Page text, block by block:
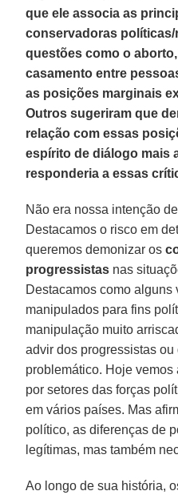
que ele associa as
conservadoras
questões como o
casamento entre
as posições marginais
Outros sugeriram que
relação com essas
espírito de diálogo mais
responderia a essas
Não era nossa intenção
Destacamos o risco em
queremos demonizar os
progressistas nas
Destacamos como
manipulados para fins
manipulação muito
advir dos progressistas
problemático. Hoje vemos
por setores das forças
em vários países. Mas
político, as diferenças de
legítimas, mas também
Ao longo de sua história,